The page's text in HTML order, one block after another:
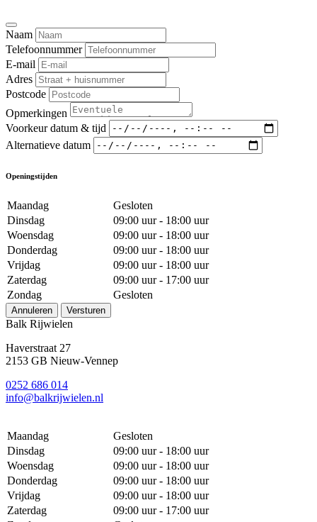
Naam
Telefoonnummer
E-mail
Adres
Postcode
Opmerkingen
Voorkeur datum & tijd
Alternatieve datum
Openingstijden
Maandag
Gesloten
Dinsdag
09:00 uur - 18:00 uur
Woensdag
09:00 uur - 18:00 uur
Donderdag
09:00 uur - 18:00 uur
Vrijdag
09:00 uur - 18:00 uur
Zaterdag
09:00 uur - 17:00 uur
Zondag
Gesloten
Annuleren Versturen
Balk Rijwielen
Haverstraat 27
2153 GB Nieuw-Vennep
0252 686 014
info@balkrijwielen.nl
Maandag
Gesloten
Dinsdag
09:00 uur - 18:00 uur
Woensdag
09:00 uur - 18:00 uur
Donderdag
09:00 uur - 18:00 uur
Vrijdag
09:00 uur - 18:00 uur
Zaterdag
09:00 uur - 17:00 uur